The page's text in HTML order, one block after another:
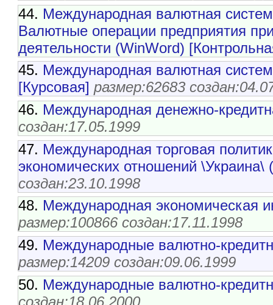
44. Международная валютная
Валютные операции предприятия
деятельности (WinWord)
45. Международная валютная
[Курсовая] размер:62683
46. Международная денежно-
создан:17.05.1999
47. Международная торговая
экономических отношений \Украина\
создан:23.10.1998
48. Международная экономическая
размер:100866 создан:17.11.1998
49. Международные валютно-
размер:14209 создан:09.06.1999
50. Международные валютно-
создан:18.06.2000